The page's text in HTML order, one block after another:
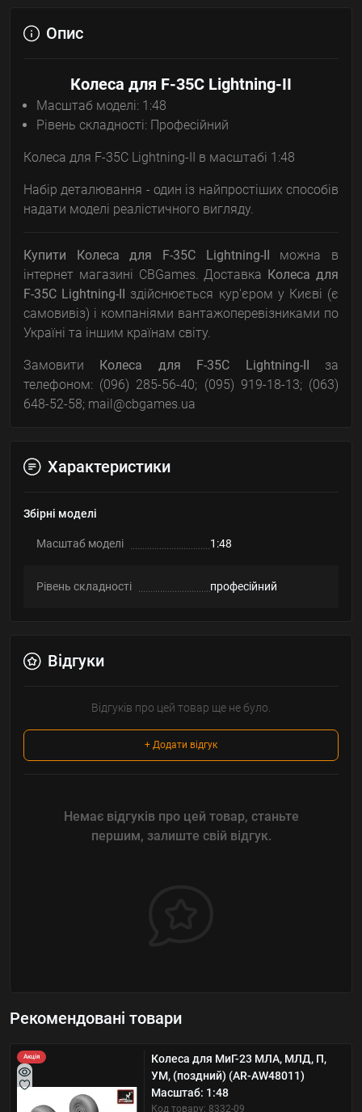
Опис
Колеса для F-35C Lightning-II
Масштаб моделі: 1:48
Рівень складності: Професійний
Колеса для F-35C Lightning-II в масштабі 1:48
Набір деталювання - один із найпростіших способів
надати моделі реалістичного вигляду.
Купити Колеса для F-35C Lightning-II можна в
інтернет магазині CBGames. Доставка Колеса для
F-35C Lightning-II здійснюється кур'єром у Києві (є
самовивіз) і компаніями вантажоперевізниками по
Україні та іншим країнам світу.
Замовити Колеса для F-35C Lightning-II за
телефоном: (096) 285-56-40; (095) 919-18-13; (063)
648-52-58; mail@cbgames.ua
Характеристики
Збірні моделі
Масштаб моделі 1:48
Рівень складності професійний
Відгуки
Відгуків про цей товар ще не було.
+ Додати відгук
Немає відгуків про цей товар, станьте
першим, залиште свій відгук.
Рекомендовані товари
Акція
Колеса для МиГ-23 МЛА, МЛД, П,
УМ, (поздний) (AR-AW48011)
Масштаб: 1:48
Код товару: 8332-09